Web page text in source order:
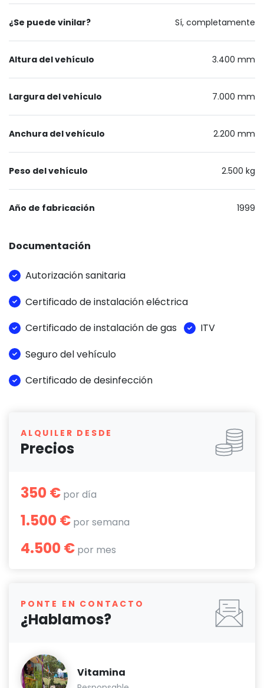
¿Se puede vinilar? Sí, completamente
Altura del vehículo 3.400 mm
Largura del vehículo 7.000 mm
Anchura del vehículo 2.200 mm
Peso del vehículo 2.500 kg
Año de fabricación 1999
Documentación
Autorización sanitaria
Certificado de instalación eléctrica
Certificado de instalación de gas
ITV
Seguro del vehículo
Certificado de desinfección
ALQUILER DESDE
Precios
350 € por día
1.500 € por semana
4.500 € por mes
PONTE EN CONTACTO
¿Hablamos?
Vitamina